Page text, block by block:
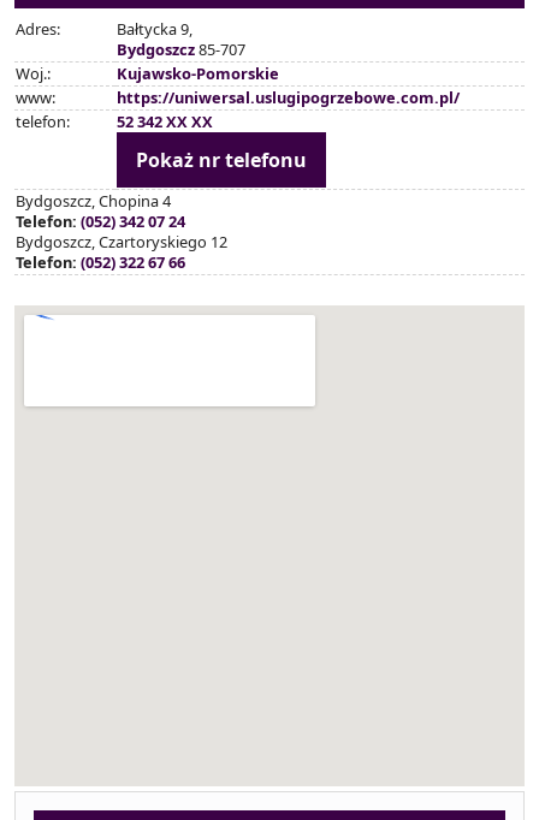
Adres:
Bałtycka 9,
Bydgoszcz85-707
Woj.:
Kujawsko-Pomorskie
www:
https://uniwersal.uslugipogrzebowe.com.pl/
telefon:
52 342 XX XX
Pokaż nr telefonu
Bydgoszcz, Chopina 4
Telefon: (052) 342 07 24
Bydgoszcz, Czartoryskiego 12
Telefon: (052) 322 67 66